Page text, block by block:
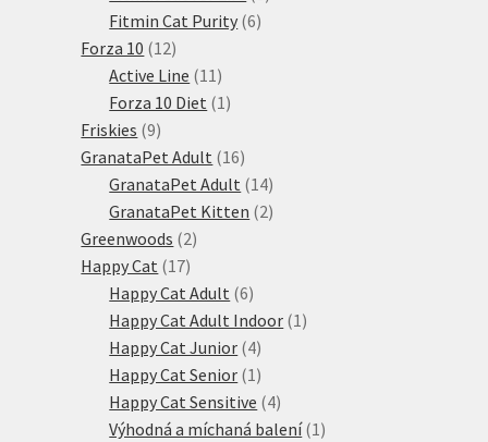
Fitmin Cat Purity 66
Forza 10 1212
produktů
Active Line 11 11
produktů
Forza 10 Diet 1 1
Friskies 99
produktů
GranataPet Adult 1616
produktů
GranataPet Adult 1414
produktů
GranataPet Kitten 22
Greenwoods 22
Happy Cat 1717
produktů
Happy Cat Adult 66
produktů
Happy Cat Adult Indoor 1 1
Happy Cat Junior 44
produkty
Happy Cat Senior 1 1
produkt
Happy Cat Sensitive 44
produkty
Výhodná a míchaná balení 1 1